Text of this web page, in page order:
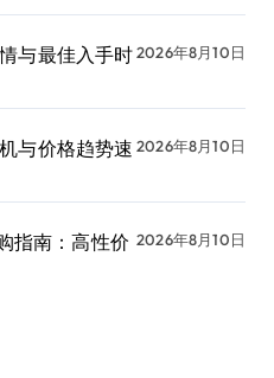
与最佳入手时2026年8月10日
与价格趋势速 2026年8月10日
指南：高性价 2026年8月10日